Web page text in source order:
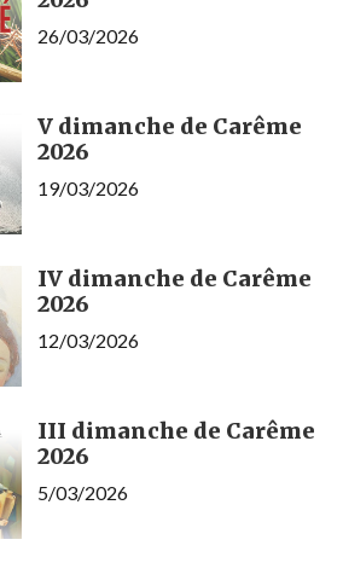
26/03/2026
V dimanche de Carême
2026
19/03/2026
IV dimanche de Carême
2026
12/03/2026
III dimanche de Carême
2026
5/03/2026